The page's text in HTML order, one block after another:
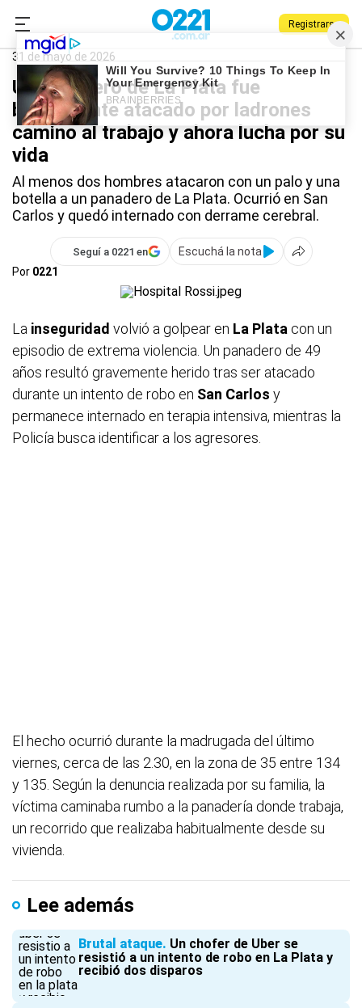
Registrarse
0221.com.ar
La Plata
31 de mayo de 2026
Un panadero de La Plata fue
brutalmente atacado por ladrones
camino al trabajo y ahora lucha por su
vida
Al menos dos hombres atacaron con un palo y una
botella a un panadero de La Plata. Ocurrió en San
Carlos y quedó internado con derrame cerebral.
Seguí a 0221 en
Escuchá la nota
Por 0221
La inseguridad volvió a golpear en La Plata con un
episodio de extrema violencia. Un panadero de 49
años resultó gravemente herido tras ser atacado
durante un intento de robo en San Carlos y
permanece internado en terapia intensiva, mientras la
Policía busca identificar a los agresores.
El hecho ocurrió durante la madrugada del último
viernes, cerca de las 2.30, en la zona de 35 entre 134
y 135. Según la denuncia realizada por su familia, la
víctima caminaba rumbo a la panadería donde trabaja,
un recorrido que realizaba habitualmente desde su
vivienda.
Lee además
Brutal ataque Un chofer de Uber se
resistió a un intento de robo en La Plata y
recibió dos disparos